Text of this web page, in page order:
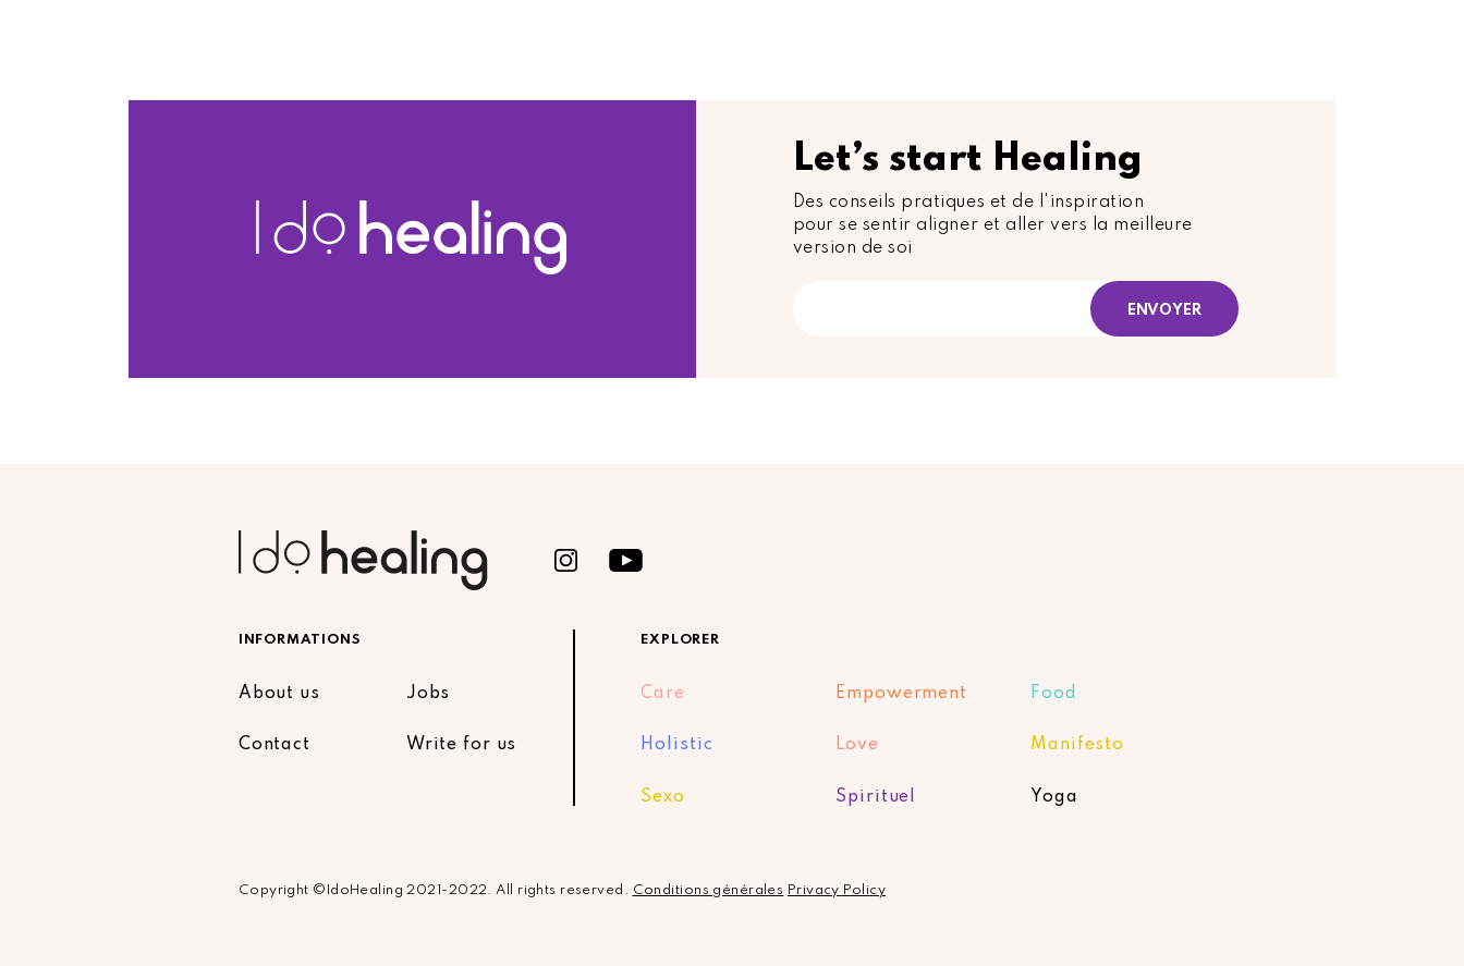
Let’s start Healing
Des conseils pratiques et de l'inspiration
pour se sentir aligner et aller vers la meilleure
version de soi
INFORMATIONS
About us Jobs
Contact Write for us
EXPLORER
Care Empowerment Food
Holistic Love Manifesto
Sexo Spirituel Yoga
Copyright ©IdoHealing 2021-2022. All rights reserved. Conditions générales Privacy Policy